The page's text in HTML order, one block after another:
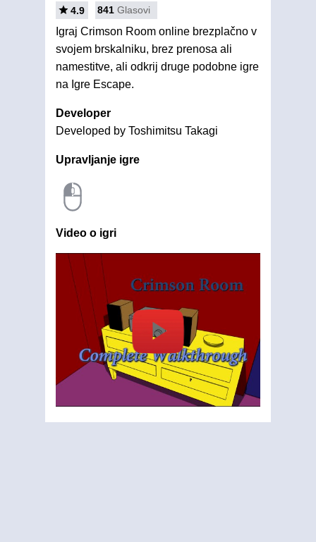
4.9 841 Glasovi
Igraj Crimson Room online brezplačno v
svojem brskalniku, brez prenosa ali
namestitve, ali odkrij druge podobne igre
na Igre Escape.
Developer
Developed by Toshimitsu Takagi
Upravljanje igre
Video o igri